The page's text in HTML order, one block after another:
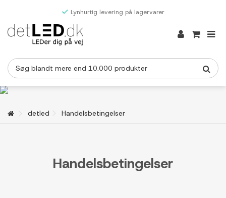
Lynhurtig levering på lagervarer
detled Handelsbetingelser
Handelsbetingelser